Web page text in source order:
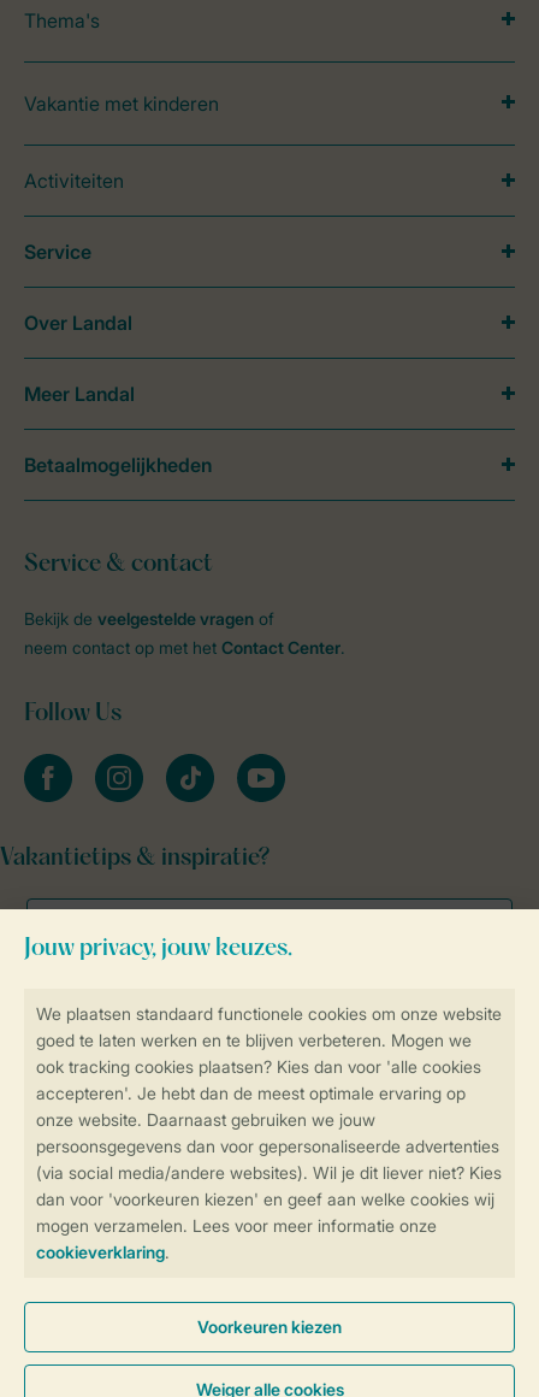
Controle over jouw gegevens &
Instellingen wijzigen
Veilig en snel online boeken
Veilige gegevensoverdracht
Veilige betaling
Thema's
Vakantie met kinderen
Activiteiten
Service & contact
Bekijk de veelgestelde vragen of
neem contact op met het Contact Center.
Follow Us
facebookinstagramtiktok youtube
Vakantietips & inspiratie?
Service
Over Landal
Meer Landal
Betaalmogelijkheden